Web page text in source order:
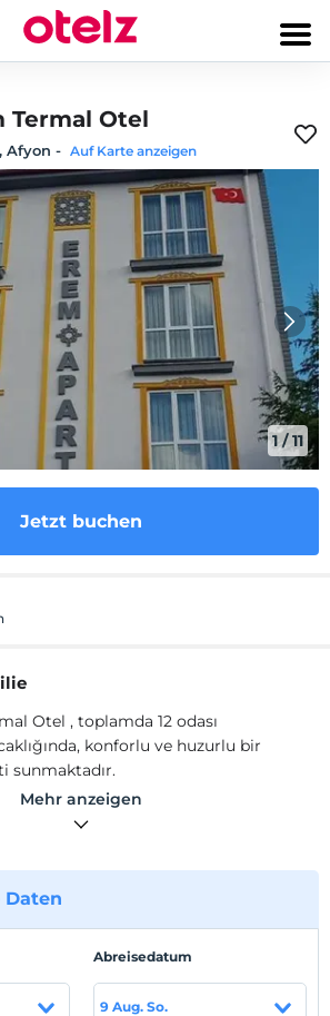
Termal Otel
Afyon - Auf Karte anzeigen
1 /11
Jetzt buchen
Otel , toplamda 12 odası
konforlu ve huzurlu bir
sunmaktadır.
Otel oda içerisinde, termal su
gereçleri, oturma grubu, TV, Wi-
Auf Karte
Mehr anzeigen
Daten
Abreisedatum
9 Aug. So.